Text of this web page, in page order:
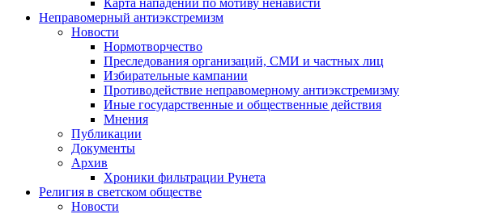
Карта нападений по мотиву ненависти
Неправомерный антиэкстремизм
Новости
Нормотворчество
Преследования организаций, СМИ и частных лиц
Избирательные кампании
Противодействие неправомерному антиэкстремизму
Иные государственные и общественные действия
Мнения
Публикации
Документы
Архив
Хроники фильтрации Рунета
Религия в светском обществе
Новости